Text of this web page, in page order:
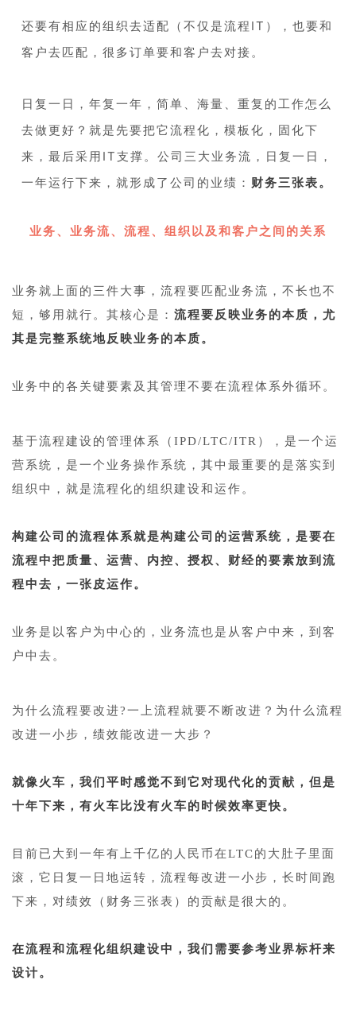
还要有相应的组织去适配（不仅是流程IT），也要和
客户去匹配，很多订单要和客户去对接。
日复一日，年复一年，简单、海量、重复的工作怎么
去做更好？就是先要把它流程化，模板化，固化下
来，最后采用IT支撑。公司三大业务流，日复一日，
一年运行下来，就形成了公司的业绩： 财务三张表。
业务、业务流、流程、组织以及和客户之间的关系
业务就上面的三件大事，流程要匹配业务流，不长也不
短，够用就行。其核心是： 流程要反映业务的本质，尤
其是完整系统地反映业务的本质。
业务中的各关键要素及其管理不要在流程体系外循环。
基于流程建设的管理体系（IPD/LTC/ITR），是一个运
营系统，是一个业务操作系统，其中最重要的是落实到
组织中，就是流程化的组织建设和运作。
构建公司的流程体系就是构建公司的运营系统，是要在
流程中把质量、运营、内控、授权、财经的要素放到流
程中去，一张皮运作。
业务是以客户为中心的，业务流也是从客户中来，到客
户中去。
为什么流程要改进?一上流程就要不断改进？为什么流程
改进一小步，绩效能改进一大步？
就像火车，我们平时感觉不到它对现代化的贡献，但是
十年下来，有火车比没有火车的时候效率更快。
目前已大到一年有上千亿的人民币在LTC的大肚子里面
滚，它日复一日地运转，流程每改进一小步，长时间跑
下来，对绩效（财务三张表）的贡献是很大的。
在流程和流程化组织建设中，我们需要参考业界标杆来
设计。